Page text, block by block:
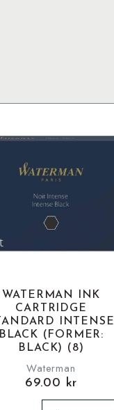
WATERMAN INK
CARTRIDGE
INTENSE
BLACK (FORMER:
BLACK) (8)
Waterman
69.00 kr